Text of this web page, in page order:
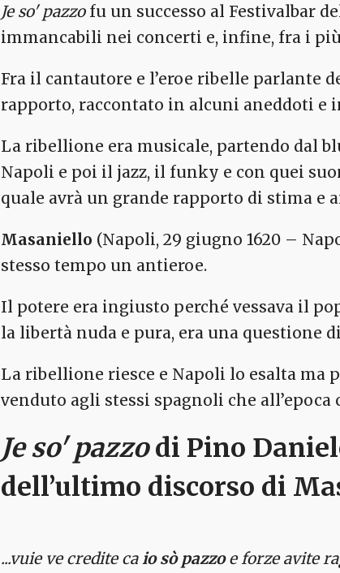
Je so' pazzofu un successo al Festivalbar
immancabili nei concerti e, infine, fra i
Fra il cantautore e l’eroe ribelle parlante
rapporto, raccontato in alcuni aneddoti e
La ribellione era musicale, partendo dal
Napoli e poi il jazz, il funky e con quei
quale avrà un grande rapporto di stima e
Masaniello (Napoli, 29 giugno 1620 –
stesso tempo un antieroe.
Il potere era ingiusto perché vessava il
la libertà nuda e pura, era una questione
La ribellione riesce e Napoli lo esalta ma
venduto agli stessi spagnoli che
Je so' pazzodi Pino
dell’ultimo discorso di
...vuie ve credite ca io sò pazzoe forze avite